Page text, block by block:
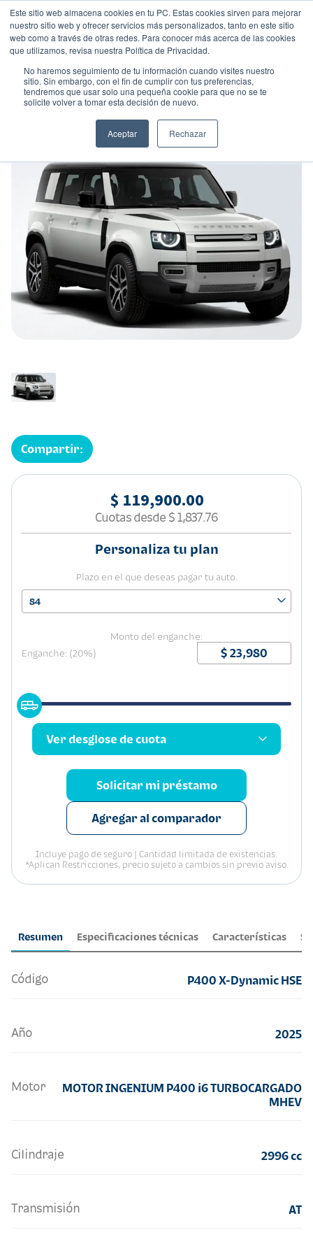
Este sitio web almacena cookies en tu PC. Estas cookies sirven para mejorar
nuestro sitio web y ofrecer servicios más personalizados, tanto en este sitio
web como a través de otras redes. Para conocer más acerca de las cookies
que utilizamos, revisa nuestra Política de Privacidad.
No haremos seguimiento de tu información cuando visites nuestro
sitio. Sin embargo, con el fin de cumplir con tus preferencias,
tendremos que usar solo una pequeña cookie para que no se te
solicite volver a tomar esta decisión de nuevo.
Aceptar Rechazar
LAND ROVER DEFENDER 110
Gasolina
Resumen Especificaciones técnicas Características
Código P400 X-Dynamic HSE
Año 2025
Motor
MOTOR INGENIUM P400 i6 TURBOCARGADO
MHEV
Cilindraje 2996 cc
Transmisión AT
Compartir:
$ 119,900.00
Cuotas desde $ 1,837.76
Personaliza tu plan
Plazo en el que deseas pagar tu auto.
84
Monto del enganche:
Enganche: (20%)
Ver desglose de cuota
Solicitar mi préstamo
Agregar al comparador
Incluye pago de seguro | Cantidad limitada de existencias.
*Aplican Restricciones, precio sujeto a cambios sin previo aviso.